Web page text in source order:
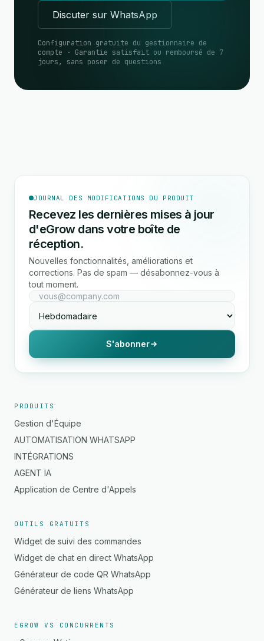
Discuter sur WhatsApp
Configuration gratuite du gestionnaire de
compte · Garantie satisfait ou remboursé de 7
jours, sans poser de questions
JOURNAL DES MODIFICATIONS DU PRODUIT
Recevez les dernières mises à jour
d'eGrow dans votre boîte de
réception.
Nouvelles fonctionnalités, améliorations et
corrections. Pas de spam — désabonnez-vous à
tout moment.
S'abonner
PRODUITS
Gestion d'Équipe
AUTOMATISATION WHATSAPP
INTÉGRATIONS
AGENT IA
Application de Centre d'Appels
OUTILS GRATUITS
Widget de suivi des commandes
Widget de chat en direct WhatsApp
Générateur de code QR WhatsApp
Générateur de liens WhatsApp
EGROW VS CONCURRENTS